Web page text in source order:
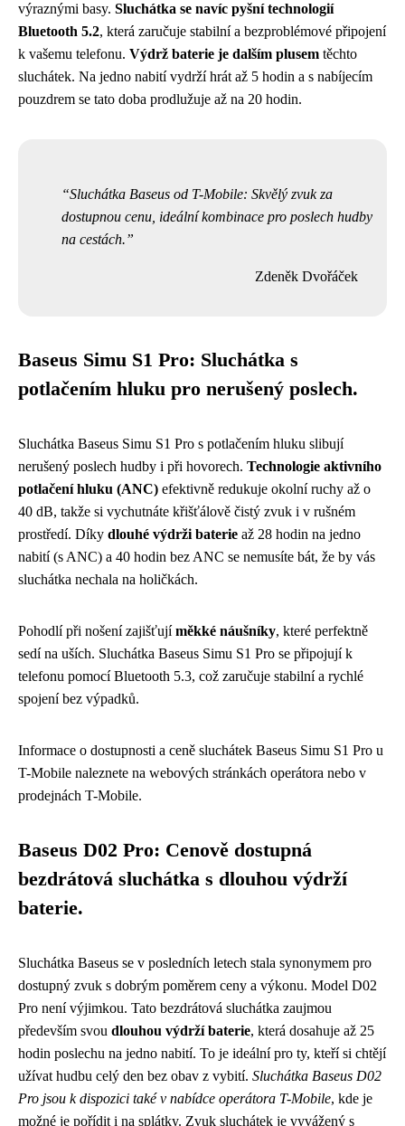
výraznými basy. Sluchátka se navíc pyšní technologií
Bluetooth 5.2, která zaručuje stabilní a bezproblémové připojení
k vašemu telefonu. Výdrž baterie je dalším plusem těchto
sluchátek. Na jedno nabití vydrží hrát až 5 hodin a s nabíjecím
pouzdrem se tato doba prodlužuje až na 20 hodin.
Sluchátka Baseus od T-Mobile: Skvělý zvuk za
dostupnou cenu, ideální kombinace pro poslech hudby
na cestách.
Zdeněk Dvořáček
Baseus Simu S1 Pro: Sluchátka s
potlačením hluku pro nerušený poslech.
Sluchátka Baseus Simu S1 Pro s potlačením hluku slibují
nerušený poslech hudby i při hovorech. Technologie aktivního
potlačení hluku (ANC) efektivně redukuje okolní ruchy až o
40 dB, takže si vychutnáte křišťálově čistý zvuk i v rušném
prostředí. Díky dlouhé výdrži baterie až 28 hodin na jedno
nabití (s ANC) a 40 hodin bez ANC se nemusíte bát, že by vás
sluchátka nechala na holičkách.
Pohodlí při nošení zajišťujíměkké náušníky, které perfektně
sedí na uších. Sluchátka Baseus Simu S1 Pro se připojují k
telefonu pomocí Bluetooth 5.3, což zaručuje stabilní a rychlé
spojení bez výpadků.
Informace o dostupnosti a ceně sluchátek Baseus Simu S1 Pro u
T-Mobile naleznete na webových stránkách operátora nebo v
prodejnách T-Mobile.
Baseus D02 Pro: Cenově dostupná
bezdrátová sluchátka s dlouhou výdrží
baterie.
Sluchátka Baseus se v posledních letech stala synonymem pro
dostupný zvuk s dobrým poměrem ceny a výkonu. Model D02
Pro není výjimkou. Tato bezdrátová sluchátka zaujmou
především svou dlouhou výdrží baterie, která dosahuje až 25
hodin poslechu na jedno nabití. To je ideální pro ty, kteří si chtějí
užívat hudbu celý den bez obav z vybití. Sluchátka Baseus D02
Pro jsou k dispozici také v nabídce operátora T-Mobile, kde je
možné je pořídit i na splátky. Zvuk sluchátek je vyvážený s